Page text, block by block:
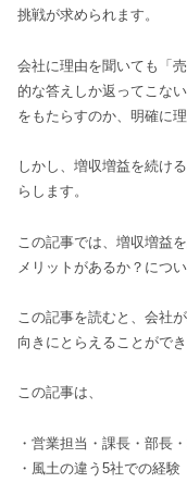
挑戦が求められます。
会社に理由を聞いても「
的な答えしか返ってこな
をもたらすのか、明確に
しかし、増収増益を続け
らします。
この記事では、増収増益
メリットがあるか？につ
この記事を読むと、会社
向きにとらえることがで
この記事は、
・営業担当・課長・部長
・風土の違う5社での経験